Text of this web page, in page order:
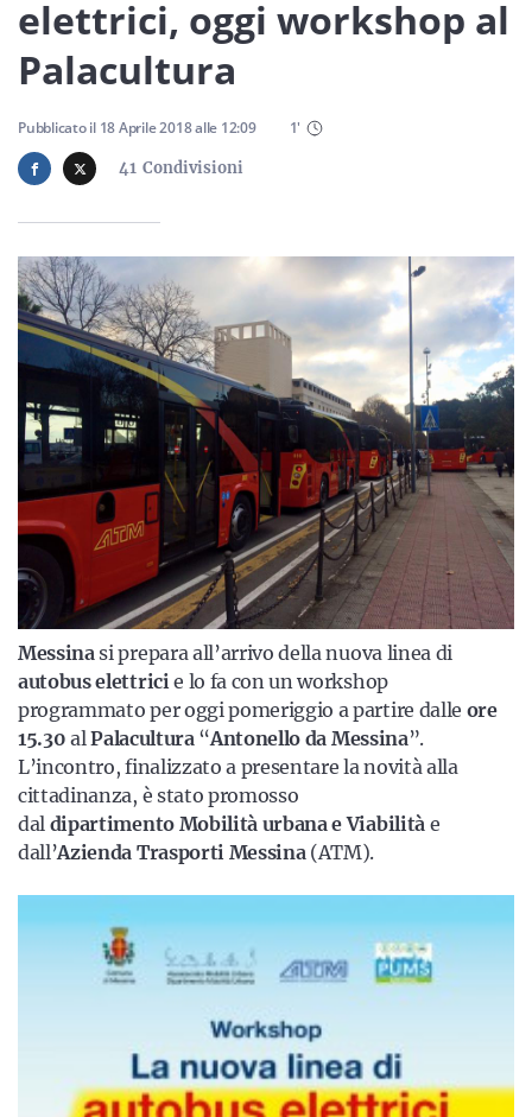
Servizi
Resta sempre aggiornato con le ultime news, iscriviti alla
nostra newsletter
Iscriviti
elettrici, oggi workshop al
Palacultura
41 Condivisioni
Pubblicato il 18 Aprile 2018alle 12:09 1'
Messina si prepara all’arrivo della nuova linea di
autobus elettrici e lo fa con un workshop
programmato per oggi pomeriggio a partire dalle ore
15.30 alPalacultura “Antonello da Messina”.
L’incontro, finalizzato a presentare la novità alla
cittadinanza, è stato promosso
dal dipartimento Mobilità urbana e Viabilità e
dall’Azienda Trasporti Messina (ATM).